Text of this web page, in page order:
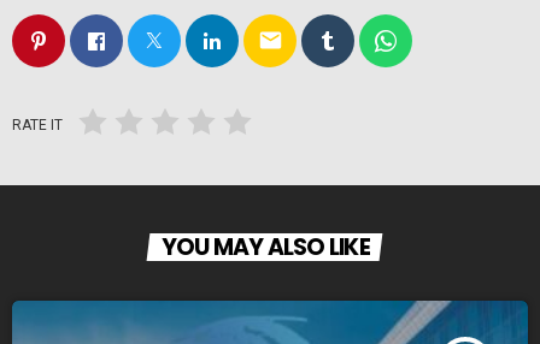
email
RATE IT
YOU MAY ALSO LIKE